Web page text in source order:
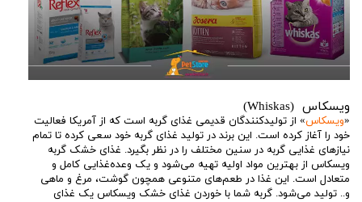
ویسکاس (Whiskas)
«ویسکاس» از تولیدکنندگان قدیمی غذای گربه است که از آمریکا فعالیت
خود را آغاز کرده است. این برند در تولید غذای گربه خود سعی کرده تا تمام
نیازهای غذایی گربه در سنین مختلف را در نظر بگیرد. غذای خشک گربه
ویسکاس از بهترین مواد اولیه تهیه می‌شود و یک وعده‌غذایی کامل و
متعادل است. این غذا در طعم‌های متنوعی همچون گوشت، مرغ و ماهی
و.. تولید می‌شود. گربه شما با خوردن غذای خشک ویسکاس یک غذای